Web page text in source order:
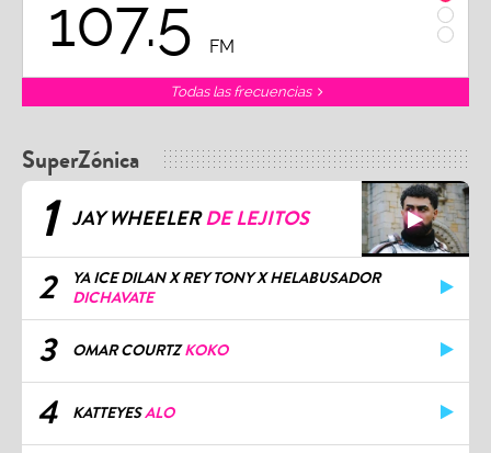
107.5 FM
Todas las frecuencias
SuperZónica
1 JAY WHEELERDE LEJITOS
2
YA ICE DILAN X REY TONY X HELABUSADOR
DICHAVATE
3 OMAR COURTZKOKO
4 KATTEYESALO